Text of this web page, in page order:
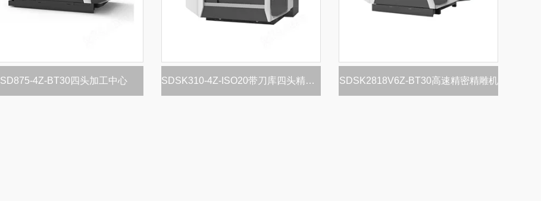
SD875-4Z-BT30四头加工中心 SDSK310-4Z-ISO20带刀库四头精雕机 SDSK2818V6Z-BT30高速精密精雕机